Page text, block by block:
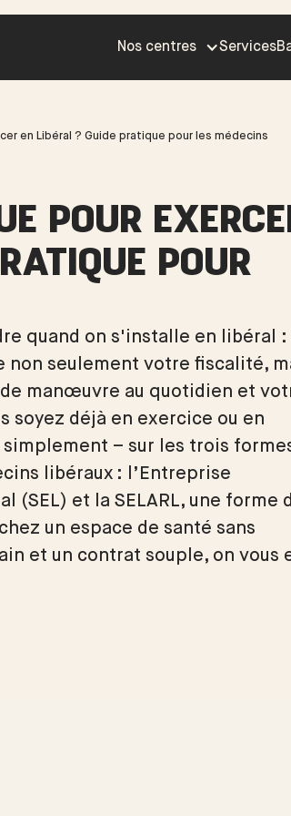
Nos centres Services
en Libéral ? Guide pratique pour les médecins
POUR
POUR
quand on s'installe en libéral :
seulement votre fiscalité,
manœuvre au quotidien et
soyez déjà en exercice ou en
– sur les trois
libéraux : l’Entreprise
(SEL) et la SELARL, une forme
un espace de santé sans
et un contrat souple, on vous